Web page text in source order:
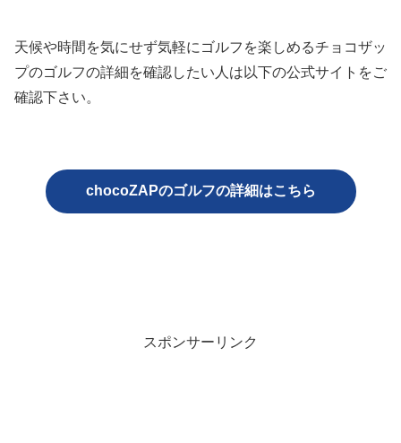
天候や時間を気にせず気軽にゴルフを楽しめるチョコザッ
プのゴルフの詳細を確認したい人は以下の公式サイトをご
確認下さい。
chocoZAPのゴルフの詳細はこちら
スポンサーリンク